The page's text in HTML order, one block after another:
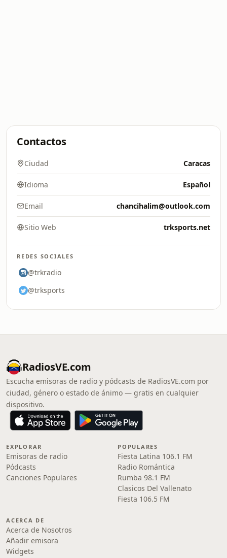
Contactos
Ciudad Caracas
Idioma Español
Email chancihalim@outlook.com
Sitio Web trksports.net
REDES SOCIALES
@trkradio
@trksports
RadiosVE.com
Escucha emisoras de radio y pódcasts de RadiosVE.com por
ciudad, género o estado de ánimo — gratis en cualquier
dispositivo.
EXPLORAR
Emisoras de radio
Pódcasts
Canciones Populares
POPULARES
Fiesta Latina 106.1 FM
Radio Romántica
Rumba 98.1 FM
Clasicos Del Vallenato
Fiesta 106.5 FM
ACERCA DE
Acerca de Nosotros
Añadir emisora
Widgets